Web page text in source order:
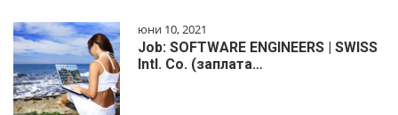
юни 10, 2021
Job: SOFTWARE ENGINEERS | SWISS
Intl. Co. (заплата…